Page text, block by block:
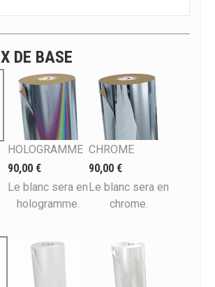
DE BASE
HOLOGRAMME
90,00 €
Le blanc sera en
hologramme.
CHROME
90,00 €
Le blanc sera en
chrome.